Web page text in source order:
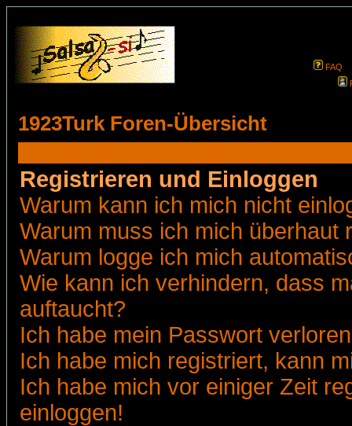
FAQ
1923Turk Foren-Übersicht
Registrieren und Einloggen
Warum kann ich mich nicht
Warum muss ich mich überhaut
Warum logge ich mich
Wie kann ich verhindern, dass
auftaucht?
Ich habe mein Passwort
Ich habe mich registriert, kann
Ich habe mich vor einiger Zeit
einloggen!